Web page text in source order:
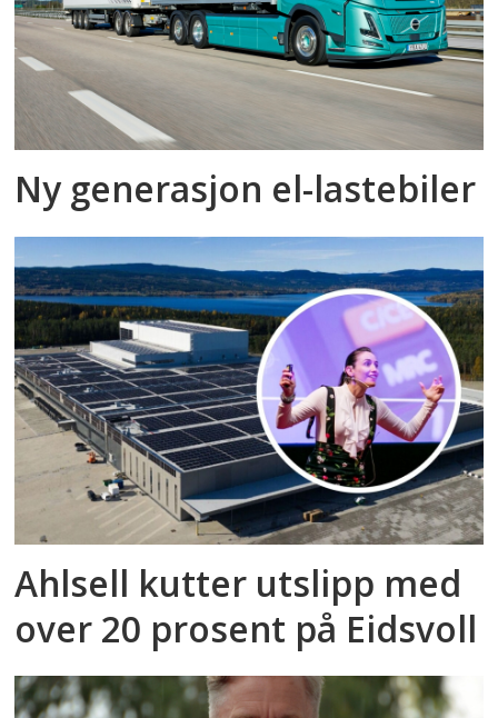
Ny generasjon el-lastebiler
Ahlsell kutter utslipp med
over 20 prosent på Eidsvoll